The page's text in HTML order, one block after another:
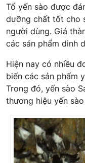
Tổ yến sào được
dưỡng chất tốt cho
người dùng. Giá
các sản phẩm dinh
Hiện nay có nhiều
biến các sản phẩm
Trong đó, yến sào
thương hiệu yến